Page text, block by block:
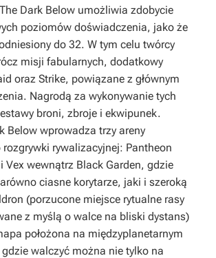
The Dark Below umożliwia zdobycie
poziomów doświadczenia, jako że
do 32. W tym celu twórcy
misji fabularnych, dodatkowy
oraz Strike, powiązane z głównym
Nagrodą za wykonywanie tych
broni, zbroje i ekwipunek.
Below wprowadza trzy areny
rywalizacyjnej: Pantheon
Vex wewnątrz Black Garden, gdzie
ciasne korytarze, jaki i szeroką
(porzucone miejsce rytualne rasy
z myślą o walce na bliski dystans)
położona na międzyplanetarnym
walczyć można nie tylko na